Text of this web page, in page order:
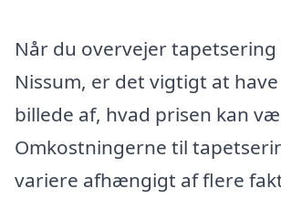
Når du overvejer tapetsering
Nissum, er det vigtigt at
billede af, hvad prisen kan
Omkostningerne til
variere afhængigt af flere